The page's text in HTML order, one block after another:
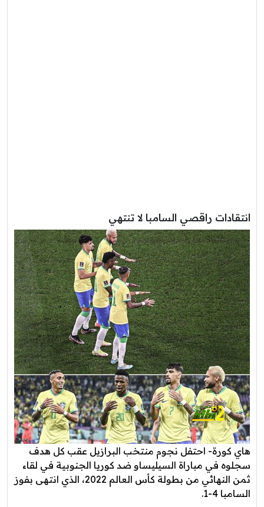
انتقادات راقصي السامبا لا تنتهي
هاي كورة- احتفل نجوم منتخب البرازيل عقب كل هدف
سجلوه في مباراة السيليساو ضد كوريا الجنوبية في لقاء
ثمن النهائي من بطولة كأس العالم 2022، الذي انتهى بفوز
السامبا 4-1.